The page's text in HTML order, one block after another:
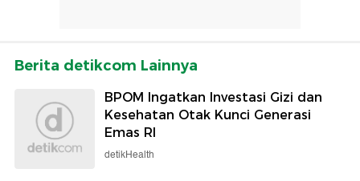
Berita detikcom Lainnya
BPOM Ingatkan Investasi Gizi dan
Kesehatan Otak Kunci Generasi
Emas RI
detikHealth